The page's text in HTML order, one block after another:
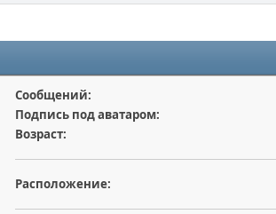
Сообщений:
Подпись под аватаром:
Возраст:
Расположение: